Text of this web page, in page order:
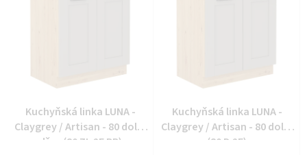
Kuchyňská linka LUNA -
Claygrey / Artisan - 80 dolní
dřez (80 ZL 2F BB)
Kuchyňská linka LUNA -
Claygrey / Artisan - 80 dolní
(80 D 2F)